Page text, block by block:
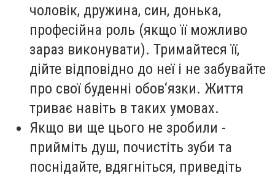
чоловік, дружина, син, донька,
професійна роль (якщо її можливо
зараз виконувати). Тримайтеся її,
дійте відповідно до неї і не забувайте
про свої буденні обов‘язки. Життя
триває навіть в таких умовах.
Якщо ви ще цього не зробили -
прийміть душ, почистіть зуби та
поснідайте, вдягніться, приведіть